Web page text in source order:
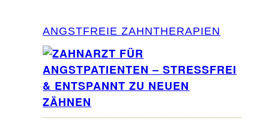
ANGSTFREIE ZAHNTHERAPIEN